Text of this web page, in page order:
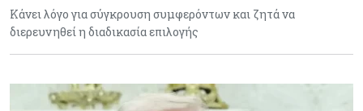
Κάνει λόγο για σύγκρουση συμφερόντων και ζητά να
διερευνηθεί η διαδικασία επιλογής